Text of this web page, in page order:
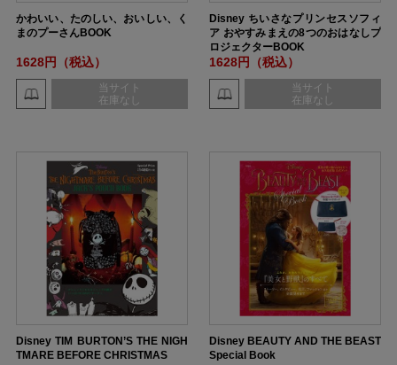
かわいい、たのしい、おいしい、く
まのプーさんBOOK
1628円（税込）
当サイト
在庫なし
Disney ちいさなプリンセスソフィ
ア おやすみまえの8つのおはなしプ
ロジェクターBOOK
1628円（税込）
当サイト
在庫なし
Disney TIM BURTON’S THE NIGH
TMARE BEFORE CHRISTMAS
Disney BEAUTY AND THE BEAST
Special Book